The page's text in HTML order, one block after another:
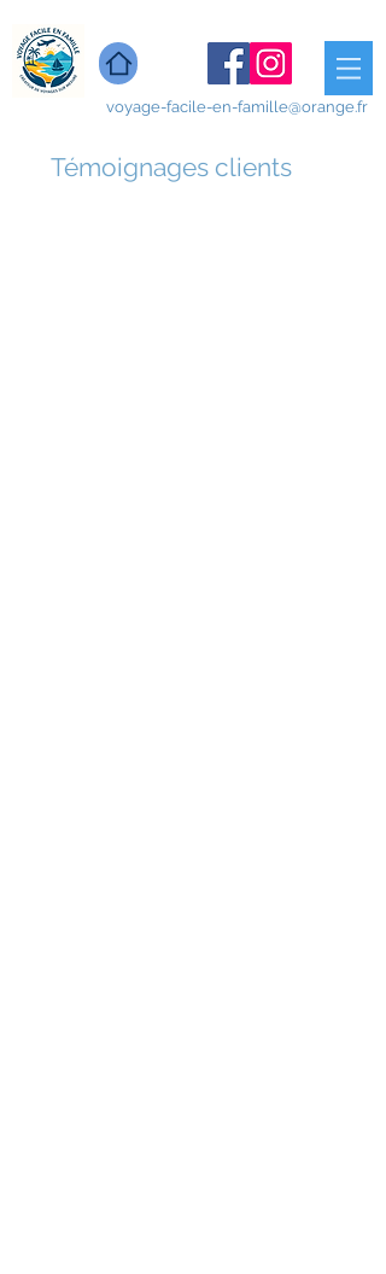
voyage-facile-en-famille@orange.fr
Témoignages clients